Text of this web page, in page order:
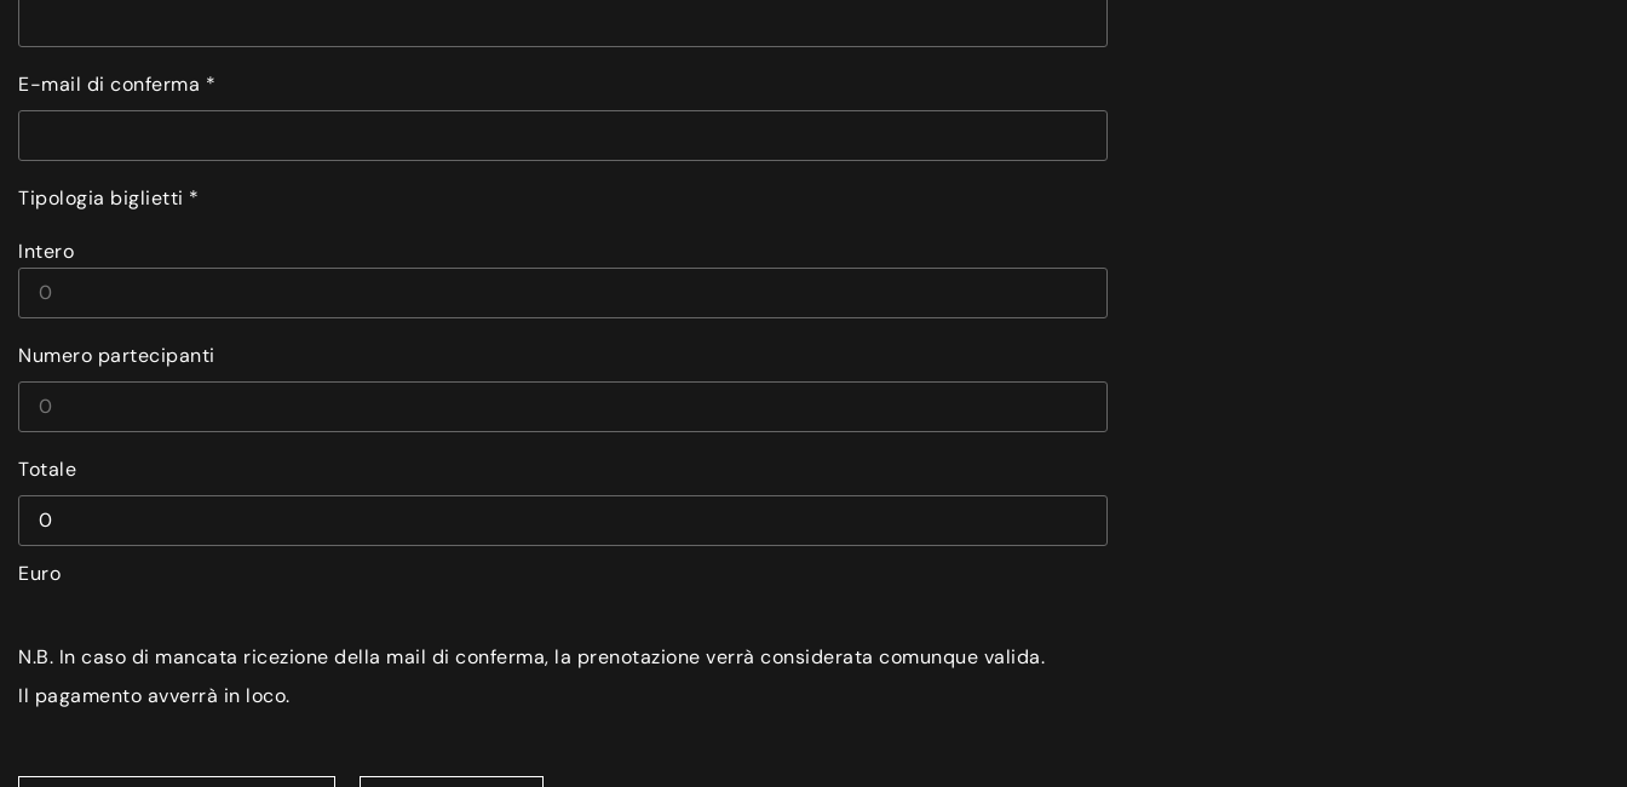
E-mail di conferma *
Tipologia biglietti *
Intero
Numero partecipanti
Totale
Euro
N.B. In caso di mancata ricezione della mail di conferma, la prenotazione verrà considerata comunque valida.
Il pagamento avverrà in loco.